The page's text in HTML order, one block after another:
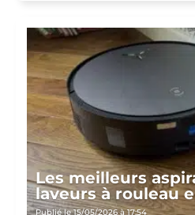
Les meilleurs
laveurs à rouleau
Publié le 15/05/2026 à 17:54